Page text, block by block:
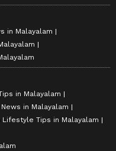
in Malayalam
in Malayalam
in Malayalam
Lifestyle Tips in Malayalam